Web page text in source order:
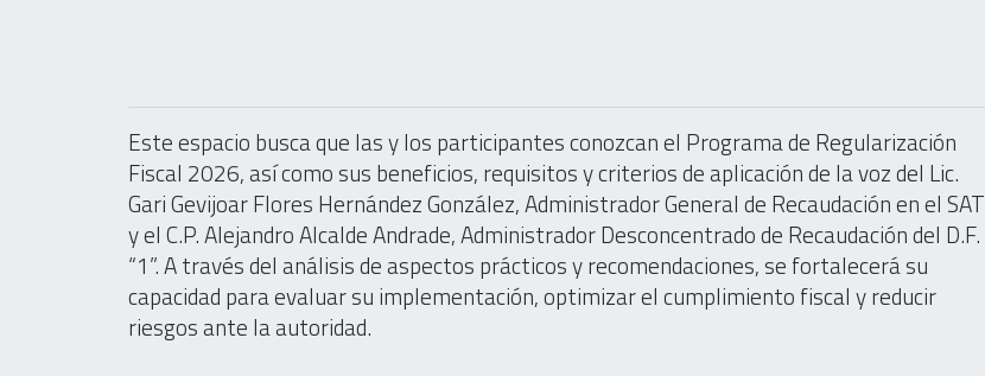
Este espacio busca que las y los participantes conozcan el Programa de Regularización
Fiscal 2026, así como sus beneficios, requisitos y criterios de aplicación de la voz del Lic.
Gari Gevijoar Flores Hernández González, Administrador General de Recaudación en el SAT
y el C.P. Alejandro Alcalde Andrade, Administrador Desconcentrado de Recaudación del D.F.
“1”. A través del análisis de aspectos prácticos y recomendaciones, se fortalecerá su
capacidad para evaluar su implementación, optimizar el cumplimiento fiscal y reducir
riesgos ante la autoridad.